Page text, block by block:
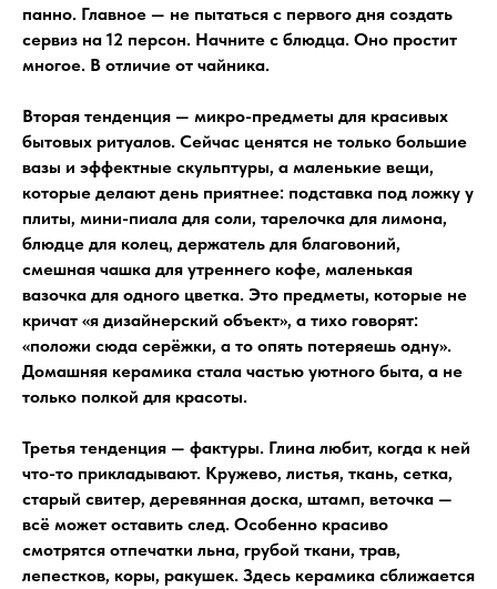
панно. Главное — не пытаться с первого дня создать
сервиз на 12 персон. Начните с блюдца. Оно простит
многое. В отличие от чайника.
Вторая тенденция — микро-предметы для красивых
бытовых ритуалов. Сейчас ценятся не только большие
вазы и эффектные скульптуры, а маленькие вещи,
которые делают день приятнее: подставка под ложку у
плиты, мини-пиала для соли, тарелочка для лимона,
блюдце для колец, держатель для благовоний,
смешная чашка для утреннего кофе, маленькая
вазочка для одного цветка. Это предметы, которые не
кричат «я дизайнерский объект», а тихо говорят:
«положи сюда серёжки, а то опять потеряешь одну».
Домашняя керамика стала частью уютного быта, а не
только полкой для красоты.
Третья тенденция — фактуры. Глина любит, когда к ней
что-то прикладывают. Кружево, листья, ткань, сетка,
старый свитер, деревянная доска, штамп, веточка —
всё может оставить след. Особенно красиво
смотрятся отпечатки льна, грубой ткани, трав,
лепестков, коры, ракушек. Здесь керамика сближается